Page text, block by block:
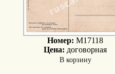
Номер: M17118
Цена: договорная
В корзину